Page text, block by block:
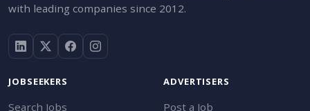
with leading companies since 2012.
JOBSEEKERS
Search Jobs
ADVERTISERS
Post a Job